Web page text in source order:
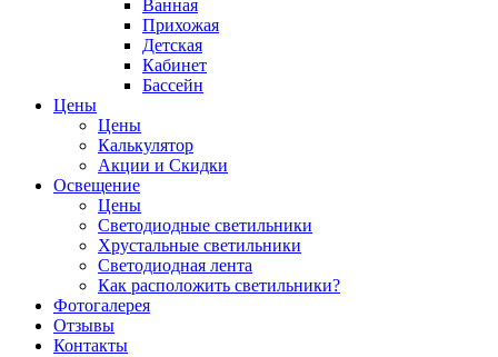
Ванная
Прихожая
Детская
Кабинет
Бассейн
Цены
Цены
Калькулятор
Акции и Скидки
Освещение
Цены
Светодиодные светильники
Хрустальные светильники
Светодиодная лента
Как расположить светильники?
Фотогалерея
Отзывы
Контакты